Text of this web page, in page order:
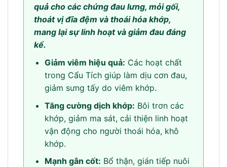
quả cho các chứng đau lưng, mỏi gối,
thoát vị đĩa đệm và thoái hóa khớp,
mang lại sự linh hoạt và giảm đau đáng
kể.
Giảm viêm hiệu quả: Các hoạt chất
trong Cẩu Tích giúp làm dịu cơn đau,
giảm sưng tấy do viêm khớp.
Tăng cường dịch khớp: Bôi trơn các
khớp, giảm ma sát, cải thiện linh hoạt
vận động cho người thoái hóa, khô
khớp.
Mạnh gân cốt: Bổ thận, gián tiếp nuôi